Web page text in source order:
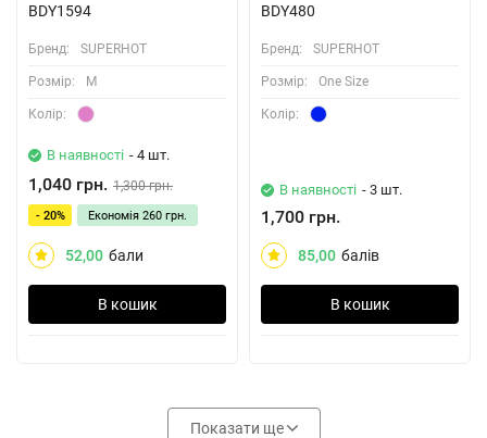
BDY1594
Бренд: SUPERHOT
Розмiр: M
Колiр:
В наявності - 4 шт.
1,040 грн. 1,300 грн.
- 20% Економія 260 грн.
52,00 бали
В кошик
BDY480
Бренд: SUPERHOT
Розмiр: One Size
Колiр:
В наявності - 3 шт.
1,700 грн.
85,00 балів
В кошик
Показати ще